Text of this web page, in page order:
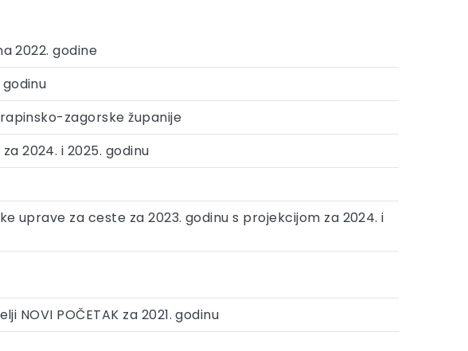
2022. godine
zagorske županije
2024. i 2025. godinu
uprave za ceste za 2023. godinu s projekcijom za 2024. i
POČETAK za 2021. godinu